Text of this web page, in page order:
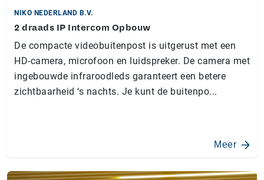
NIKO NEDERLAND B.V.
2 draads IP Intercom Opbouw
De compacte videobuitenpost is uitgerust met een
HD-camera, microfoon en luidspreker. De camera met
ingebouwde infraroodleds garanteert een betere
zichtbaarheid ‘s nachts. Je kunt de buitenpo...
Meer